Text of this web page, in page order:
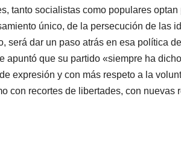
tanto socialistas como populares
único, de la persecución de las
será dar un paso atrás en esa polí­tica
apuntó que su partido «siempre ha
expresión y con más respeto a la
con recortes de libertades, con